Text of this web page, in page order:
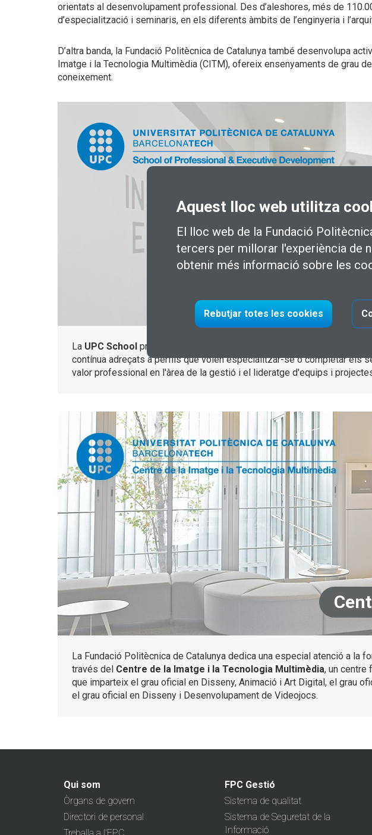
Aquest lloc web utilitza
El lloc web de la Fundació
tercers per millorar l'experiència de
obtenir més informació sobre les
Rebutjar totes les cookies
orientats al desenvolupament professional. Des d’aleshores, més de
d’especialització i seminaris, en els diferents àmbits de l’enginyeria i
D’altra banda, la Fundació Politècnica de Catalunya també desenvolupa
Imatge i la Tecnologia Multimèdia (CITM), ofereix ensenyaments de grau
coneixement.
La UPC School presenta l’oferta de formació permanent de la UPC,
contínua adreçats a perfils que volen especialitzar-se o completar els
valor professional en l'àrea de la gestió i el lideratge d'equips i
La Fundació Politècnica de Catalunya dedica una especial atenció a la
través del Centre de la Imatge i la Tecnologia Multimèdia, un centre
que imparteix el grau oficial en Disseny, Animació i Art Digital, el grau
el grau oficial en Disseny i Desenvolupament de Videojocs.
Qui som
Òrgans de govern
Directori de personal
FPC Gestió
Sistema de qualitat
Sistema de Seguretat de la
Informació